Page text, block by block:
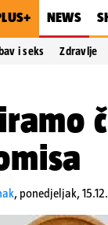
NEWS
i seks Zdravlje
, ponedjeljak,